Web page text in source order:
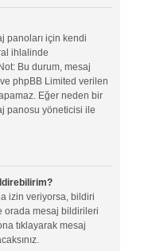
panoları için kendi
ihlalinde
Bu durum, mesaj
phpBB Limited verilen
Eğer neden bir
panosu yöneticisi ile
izin veriyorsa, bildiri
orada mesaj bildirileri
tıklayarak mesaj